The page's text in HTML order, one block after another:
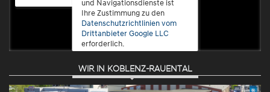
und Navigationsdienste ist
Ihre Zustimmung zu den
Datenschutzrichtlinien vom
Drittanbieter Google LLC
erforderlich.
Zustimmen
und
WIR IN KOBLENZ-RAUENTAL